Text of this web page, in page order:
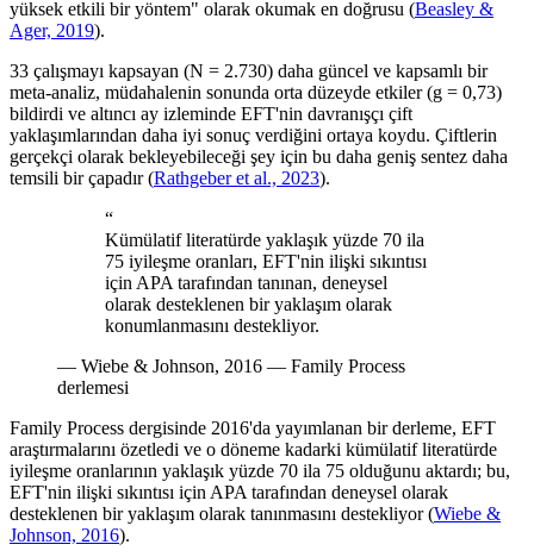
yüksek etkili bir yöntem" olarak okumak en doğrusu (Beasley &
Ager, 2019).
33 çalışmayı kapsayan (N = 2.730) daha güncel ve kapsamlı bir
meta-analiz, müdahalenin sonunda orta düzeyde etkiler (g = 0,73)
bildirdi ve altıncı ay izleminde EFT'nin davranışçı çift
yaklaşımlarından daha iyi sonuç verdiğini ortaya koydu. Çiftlerin
gerçekçi olarak bekleyebileceği şey için bu daha geniş sentez daha
temsili bir çapadır (Rathgeber et al., 2023).
“
Kümülatif literatürde yaklaşık yüzde 70 ila
75 iyileşme oranları, EFT'nin ilişki sıkıntısı
için APA tarafından tanınan, deneysel
olarak desteklenen bir yaklaşım olarak
konumlanmasını destekliyor.
— Wiebe & Johnson, 2016 — Family Process
derlemesi
Family Process dergisinde 2016'da yayımlanan bir derleme, EFT
araştırmalarını özetledi ve o döneme kadarki kümülatif literatürde
iyileşme oranlarının yaklaşık yüzde 70 ila 75 olduğunu aktardı; bu,
EFT'nin ilişki sıkıntısı için APA tarafından deneysel olarak
desteklenen bir yaklaşım olarak tanınmasını destekliyor (Wiebe &
Johnson, 2016).